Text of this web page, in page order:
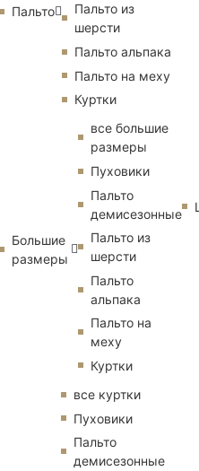
Пальто
Пальто из
шерсти
Пальто альпака
Пальто на меху
Куртки
Большие
размеры
все большие
размеры
Пуховики
Пальто
демисезонные
Пальто из
шерсти
Пальто
альпака
Пальто на
меху
Куртки
все куртки
Пуховики
Пальто
демисезонные